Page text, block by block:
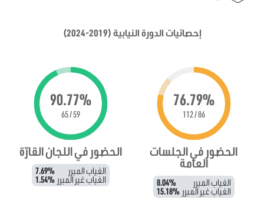
إحصائيات الدورة النيابية (2019-2024)
76.79%
86 / 112
الحضور في الجلسات
العامة
الغياب المبرر 8.04%
الغياب غير المبرر 15.18%
90.77%
59 / 65
الحضور في اللجان القارّة
الغياب المبرر 7.69%
الغياب غير المبرر 1.54%